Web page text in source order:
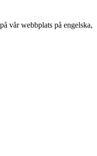
vår webbplats på engelska,